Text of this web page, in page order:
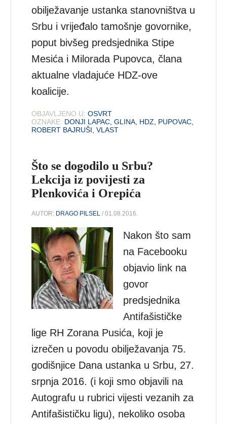
obilježavanje ustanka stanovništva u
Srbu i vrijeđalo tamošnje govornike,
poput bivšeg predsjednika Stipe
Mesića i Milorada Pupovca, člana
aktualne vladajuće HDZ-ove
koalicije.
OBJAVLJENO U: OSVRT
OZNAKE: DONJI LAPAC ,GLINA HDZ PUPOVAC
ROBERT BAJRUŠI ,VLAST
Što se dogodilo u Srbu?
Lekcija iz povijesti za
Plenkovića i Orepića
AUTOR: DRAGO PILSEL / 01.08.2016.
Nakon što sam
na Facebooku
objavio link na
govor
predsjednika
Antifašističke
lige RH Zorana Pusića, koji je
izrečen u povodu obilježavanja 75.
godišnjice Dana ustanka u Srbu, 27.
srpnja 2016. (i koji smo objavili na
Autografu u rubrici vijesti vezanih za
Antifašističku ligu), nekoliko osoba